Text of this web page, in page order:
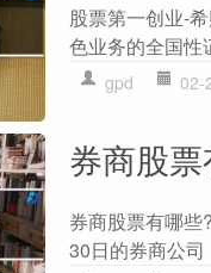
股票第一创业-
色业务的全国性
gpd 02-
券商股
券商股票有哪些
30日的券商公